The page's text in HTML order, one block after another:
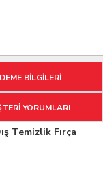
BİLGİLERİ
YORUMLARI
Temizlik Fırça